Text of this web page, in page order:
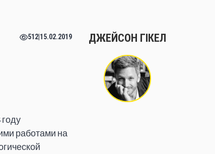
512 15.02.2019
работами на
ДЖЕЙСОН ГІКЕЛ